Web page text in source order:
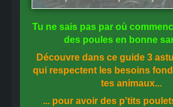
Tu ne sais pas par où
des poules en bonne
Découvre dans ce guide 3
qui respectent les besoins
tes animaux...
... pour avoir des p'tits